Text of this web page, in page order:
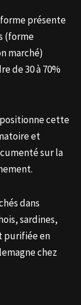
présente
(forme
marché)
de 30 à 70%
cette
et
sur la
dans
sardines,
purifiée en
chez